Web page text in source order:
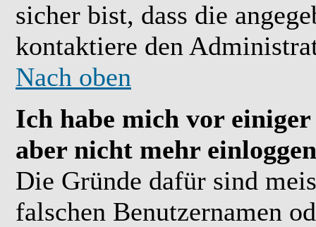
sicher bist, dass die
kontaktiere den
Nach oben
Ich habe mich vor
aber nicht mehr
Die Gründe dafür sind
falschen Benutzernamen